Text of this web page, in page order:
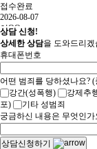
접수완료
2026-08-07
이OO
피해자 합의대행
접수완료
2026-08-07
이OO
피해자 합의대행
접수완료
2026-08-07
이OO
접수완료
상담 신청!
상세한 상담을 도와드리겠
휴대폰번호
어떤 범죄를 당하셨나요?
강간(성폭행) 강제추
포)
기타 성범죄
궁금하신 내용은 무엇인가
상담신청하기